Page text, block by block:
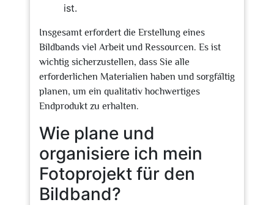
ist.
Insgesamt erfordert die Erstellung eines
Bildbands viel Arbeit und Ressourcen. Es ist
wichtig sicherzustellen, dass Sie alle
erforderlichen Materialien haben und sorgfältig
planen, um ein qualitativ hochwertiges
Endprodukt zu erhalten.
Wie plane und
organisiere ich mein
Fotoprojekt für den
Bildband?